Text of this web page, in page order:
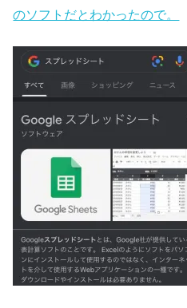
のソフトだとわかったので。